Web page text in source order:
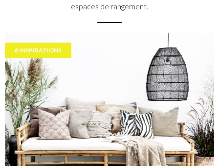
espaces de rangement.
INSPIRATIONS